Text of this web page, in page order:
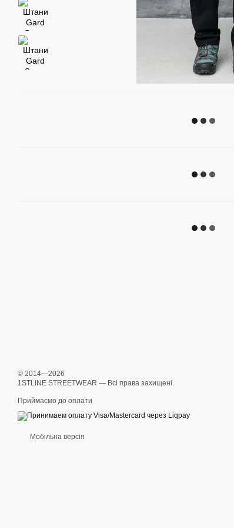
© 2014—2026
1STLINE STREETWEAR — Всі права захищені.
Приймаємо до оплати
Мобільна версія